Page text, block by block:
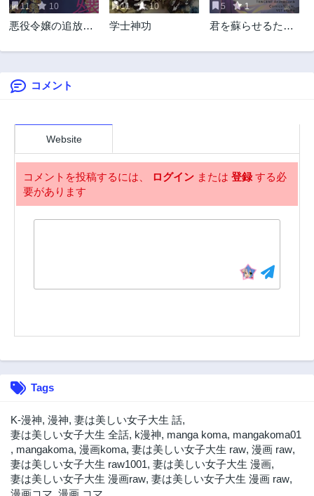
162話
3年前
161話
160話 159話
158話
156話
3年前 3年前
152話
142話
3年前
140話
3年前
139話
138話
3年前
137話
3年前
136話 135話
11 10
悪役令嬢の追放
んで悠々シスター
11 10
学士神功
5 1
君を蘇らせるため
コメント
Website
コメントを投稿するには、 ログイン または 登録する必
要があります
Tags
K-漫神, 漫神, 妻は美しい女子大生 話,
妻は美しい女子大生 全話, k漫神, manga koma, mangakoma01
, mangakoma, 漫画koma, 妻は美しい女子大生 raw, 漫画 raw,
妻は美しい女子大生 raw1001, 妻は美しい女子大生 漫画,
妻は美しい女子大生 漫画raw, 妻は美しい女子大生 漫画 raw,
漫画コマ 漫画 コマ